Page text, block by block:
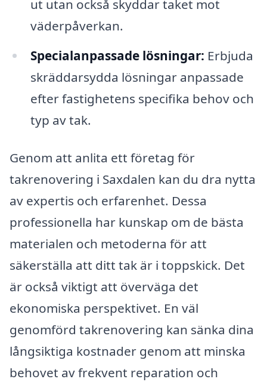
ut utan också skyddar taket mot
väderpåverkan.
Specialanpassade lösningar: Erbjuda
skräddarsydda lösningar anpassade
efter fastighetens specifika behov och
typ av tak.
Genom att anlita ett företag för
takrenovering i Saxdalen kan du dra nytta
av expertis och erfarenhet. Dessa
professionella har kunskap om de bästa
materialen och metoderna för att
säkerställa att ditt tak är i toppskick. Det
är också viktigt att överväga det
ekonomiska perspektivet. En väl
genomförd takrenovering kan sänka dina
långsiktiga kostnader genom att minska
behovet av frekvent reparation och